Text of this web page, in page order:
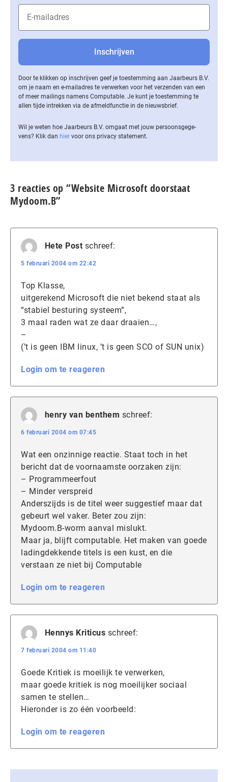
Door te klikken op inschrijven geef je toestemming aan Jaarbeurs B.V.
om je naam en e-mailadres te verwerken voor het verzenden van een
of meer mailings namens Computable. Je kunt je toestemming te
allen tijde intrekken via de af­meld­func­tie in de nieuwsbrief.
Wil je weten hoe Jaarbeurs B.V. omgaat met jouw per­soons­ge­ge­
vens? Klik dan hier voor ons privacy statement.
3 reacties op “Website Microsoft doorstaat
Mydoom.B”
Hete Post schreef:
5 februari 2004 om 22:42
Top Klasse,
uitgerekend Microsoft die niet bekend staat als
“stabiel besturing systeem”,
3 maal raden wat ze daar draaien…,
–
(’t is geen IBM linux, ’t is geen SCO of SUN unix)
Login om te reageren
henry van benthem schreef:
6 februari 2004 om 07:45
Wat een onzinnige reactie. Staat toch in het
bericht dat de voornaamste oorzaken zijn:
– Programmeerfout
– Minder verspreid
Anderszijds is de titel weer suggestief maar dat
gebeurt wel vaker. Beter zou zijn:
Mydoom.B-worm aanval mislukt.
Maar ja, blijft computable. Het maken van goede
ladingdekkende titels is een kust, en die
verstaan ze niet bij Computable
Login om te reageren
Hennys Kriticus schreef:
7 februari 2004 om 11:40
Goede Kritiek is moeilijk te verwerken,
maar goede kritiek is nog moeilijker sociaal
samen te stellen…
Hieronder is zo één voorbeeld:
Login om te reageren